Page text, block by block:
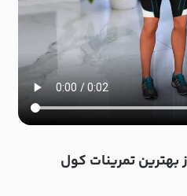
تمرینات کول